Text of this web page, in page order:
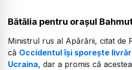
Bătălia pentru orașul
Ministrul rus al Apărării, citat de
că Occidentul îşi sporeşte
Ucraina, dar a promis că